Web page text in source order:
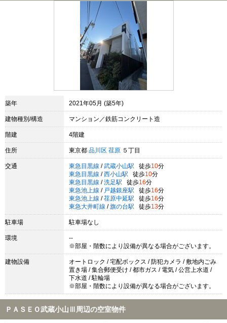
築年 2021年05月 (築5年)
建物種別/構造 マンション／鉄筋コンクリート造
階建 4階建
住所 東京都 品川区 荏原 ５丁目
交通 東急目黒線 / 武蔵小山駅 徒歩10分
東急目黒線 / 西小山駅 徒歩10分
東急目黒線 / 洗足駅 徒歩16分
東急池上線 / 戸越銀座駅 徒歩16分
東急池上線 / 荏原中延駅 徒歩16分
東急大井町線 / 旗の台駅 徒歩13分
駐車場 駐車場なし
環境
--
※部屋・階数により設備が異なる場合がございます。
建物設備
オートロック / 宅配ボックス / 防犯カメラ / 敷地内ごみ
置き場 / 集合郵便受け / 都市ガス / 電気 / 公営上水道 /
下水道 / 駐輪場
※部屋・階数により設備が異なる場合がございます。
ＰＡＳＥＯ武蔵小山Ⅲ周辺の空室物件